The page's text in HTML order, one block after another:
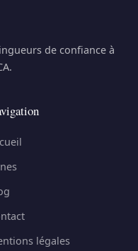
de confiance à
légales